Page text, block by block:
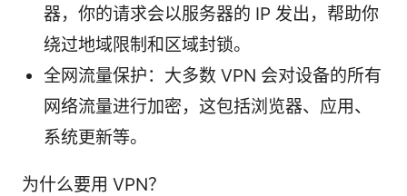
器，你的请求会以服务器的 IP 发出，帮助你
绕过地域限制和区域封锁。
全网流量保护：大多数 VPN 会对设备的所有
网络流量进行加密，这包括浏览器、应用、
系统更新等。
为什么要用 VPN？